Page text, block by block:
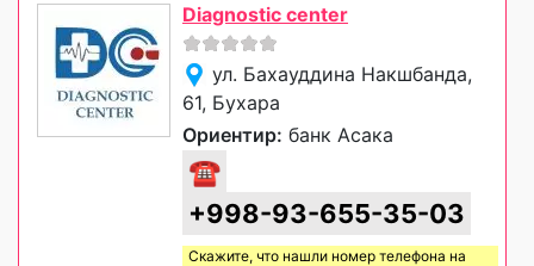
Diagnostic center
ул. Бахауддина Накшбанда,
61, Бухара
Ориентир: банк Асака
☎
+998-93-655-35-03
Скажите, что нашли номер телефона на